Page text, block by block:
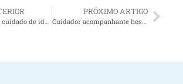
Precisando de cuidado de idoso? Saiba porque contratar cuidador de idosos oferece alívio para os familiares do idoso
PRÓXIMO ARTIGO
Cuidador acompanhante hospitalar: como contratar os serviços?